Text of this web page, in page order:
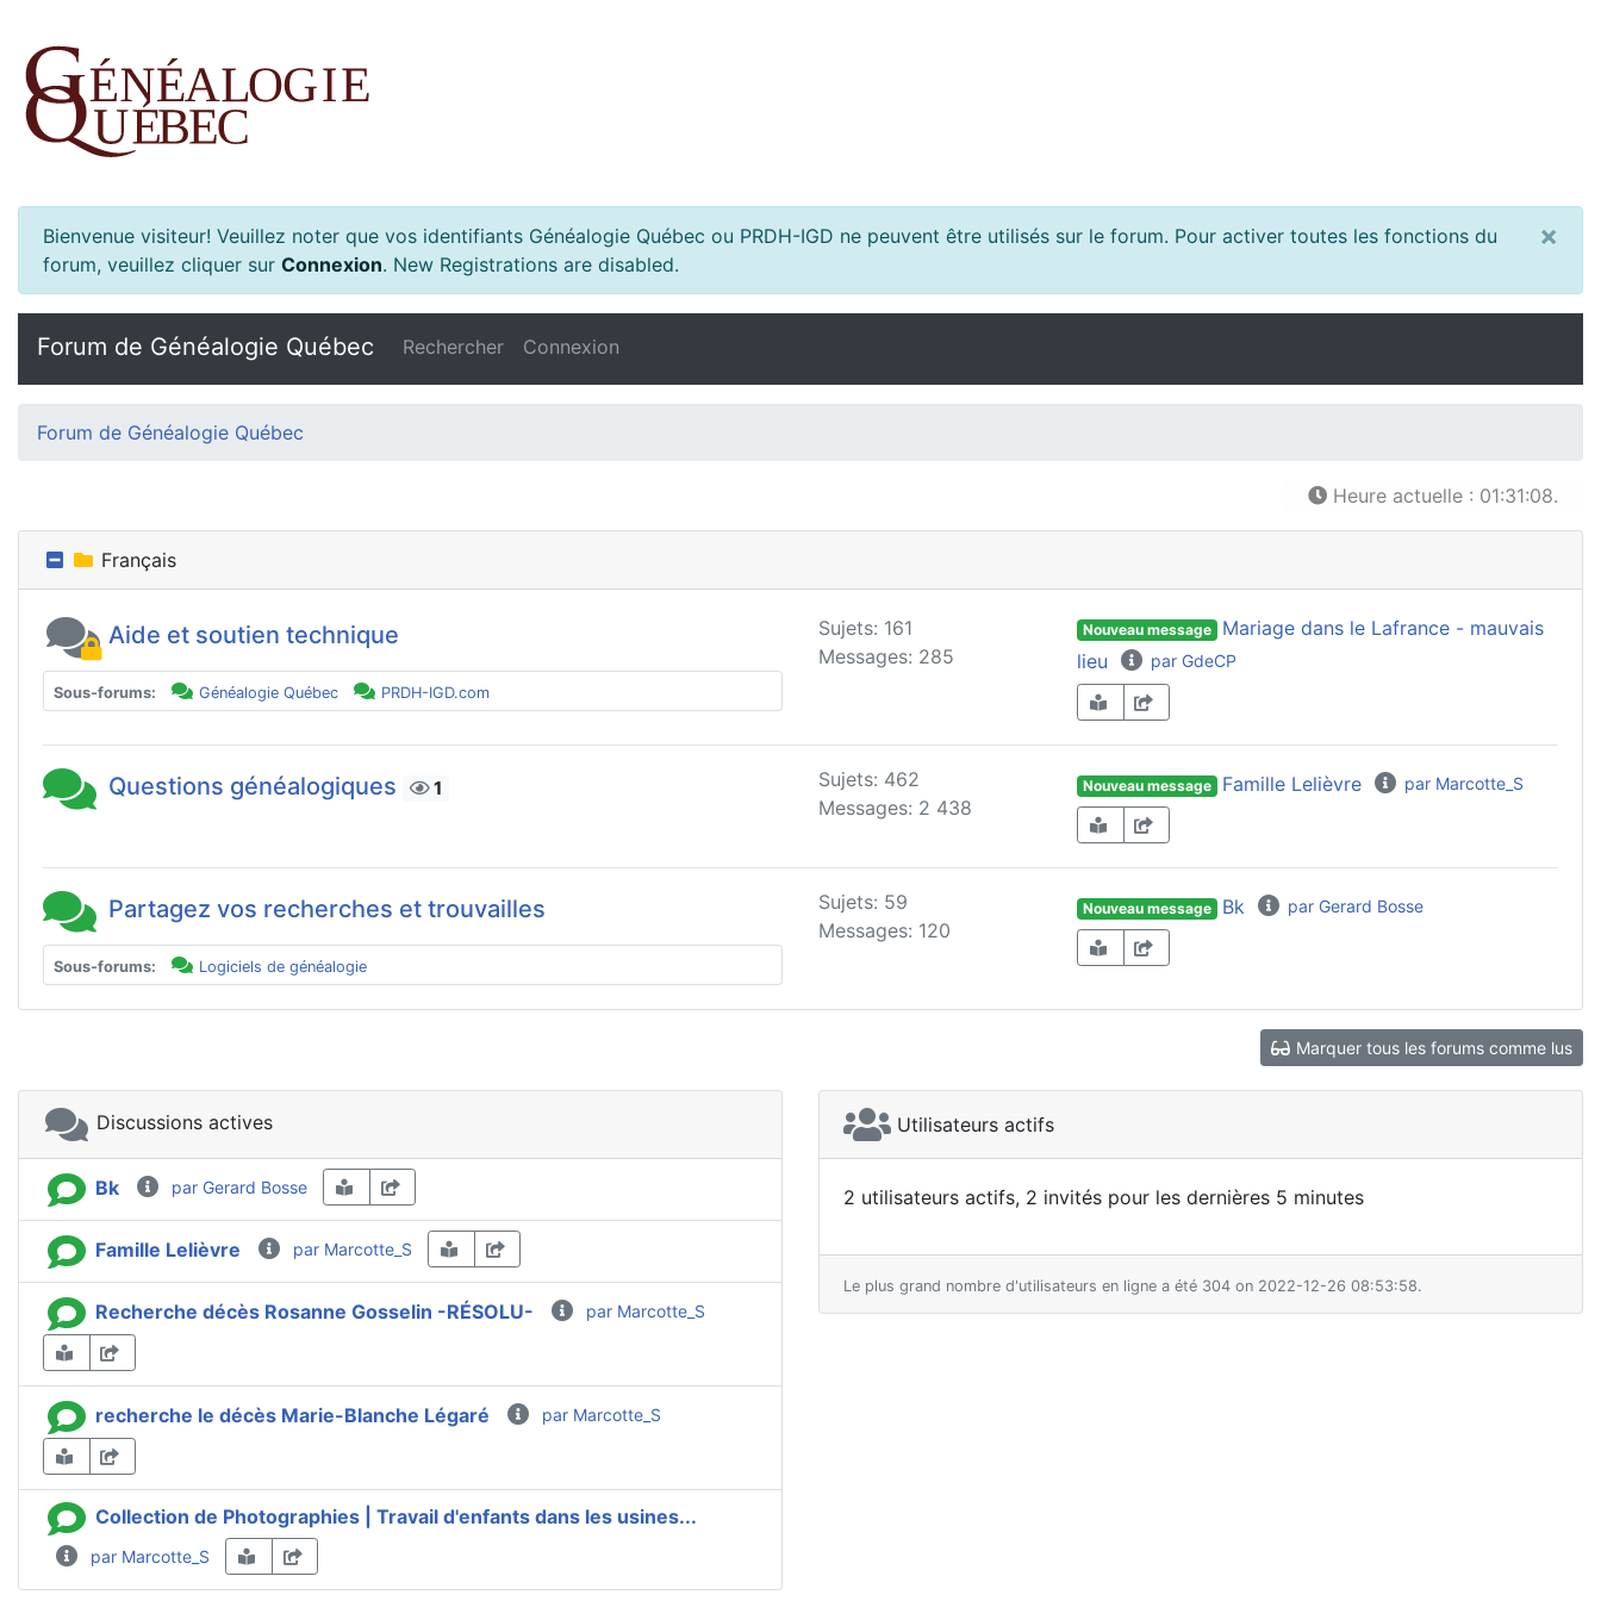
Bienvenue visiteur! Veuillez noter que vos identifiants Généalogie Québec ou PRDH-IGD ne peuvent être utilisés sur le forum. Pour activer toutes les fonctions du
forum, veuillez cliquer sur Connexion. New Registrations are disabled.
×
Forum de Généalogie Québec Rechercher Connexion
Forum de Généalogie Québec
Heure actuelle : 01:31:08.
Français
Aide et soutien technique
Sous-forums: Généalogie Québec PRDH-IGD.com
Sujets: 161
Messages: 285
Nouveau message
Mariage dans le Lafrance - mauvais
lieu
par GdeCP
Questions généalogiques 1
Sujets: 462
Messages: 2 438
Nouveau message Famille Lelièvre par Marcotte_S
Partagez vos recherches et trouvailles
Sous-forums: Logiciels de généalogie
Sujets: 59
Messages: 120
Nouveau message Bk par Gerard Bosse
Marquer tous les forums comme lus
Discussions actives
Bk par Gerard Bosse
Famille Lelièvre par Marcotte_S
Recherche décès Rosanne Gosselin -RÉSOLU- par Marcotte_S
recherche le décès Marie-Blanche Légaré par Marcotte_S
Collection de Photographies | Travail d'enfants dans les usines...
par Marcotte_S
Utilisateurs actifs
2 utilisateurs actifs, 2 invités pour les dernières 5 minutes
Le plus grand nombre d'utilisateurs en ligne a été 304 on 2022-12-26 08:53:58.